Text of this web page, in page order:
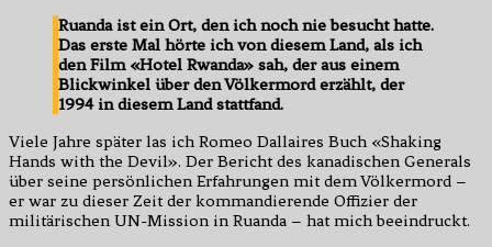
Ruanda ist ein Ort, den ich noch nie besucht hatte.
Das erste Mal hörte ich von diesem Land, als ich
den Film «Hotel Rwanda» sah, der aus einem
Blickwinkel über den Völkermord erzählt, der
1994 in diesem Land stattfand.
Viele Jahre später las ich Romeo Dallaires Buch «Shaking
Hands with the Devil». Der Bericht des kanadischen Generals
über seine persönlichen Erfahrungen mit dem Völkermord –
er war zu dieser Zeit der kommandierende Offizier der
militärischen UN-Mission in Ruanda – hat mich beeindruckt.